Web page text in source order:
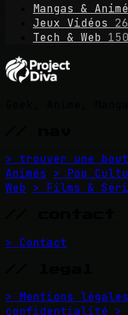
Mangas &
Jeux Vidéos
Tech & Web
> trouver une
Animés
> Pop
Web > Films &
> Contact
> Mentions légales
confidentialité >